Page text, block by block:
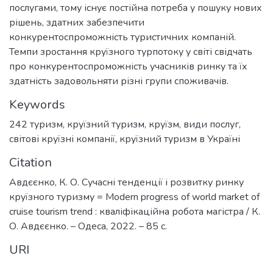
послугами, тому існує постійна потреба у пошуку нових
рішень, здатних забезпечити
конкурентоспроможність туристичних компаній.
Темпи зростання круїзного турпотоку у світі свідчать
про конкурентоспроможність учасників ринку та їх
здатність задовольняти різні групи споживачів.
Keywords
242 туризм, круїзний туризм, круїзм, види послуг,
світові круїзні компанії, круїзний туризм в Україні
Citation
Авдєєнко, К. О. Сучасні тенденції і розвитку ринку
круїзного туризму = Modern progress of world market of
cruise tourism trend : кваліфікаційна робота магістра / К.
О. Авдєєнко. – Одеса, 2022. – 85 с.
URI